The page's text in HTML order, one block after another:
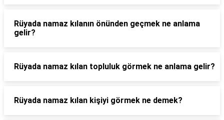
Rüyada namaz kılanın önünden geçmek ne anlama
gelir?
Rüyada namaz kılan topluluk görmek ne anlama gelir?
Rüyada namaz kılan kişiyi görmek ne demek?